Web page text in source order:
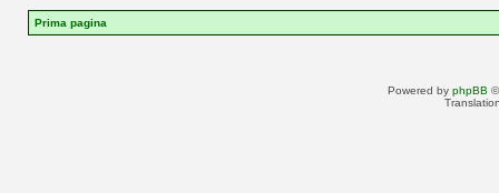
Prima pagina
Powered by phpBB